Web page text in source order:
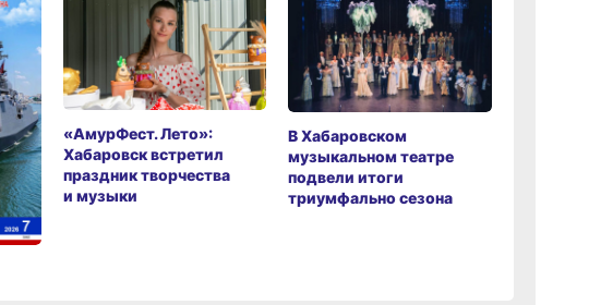
«АмурФест. Лето»:
Хабаровск встретил
праздник творчества
и музыки
В Хабаровском
музыкальном театре
подвели итоги
триумфально сезона